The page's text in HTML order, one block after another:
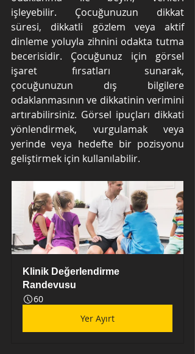
işleyebilir. Çocuğunuzun dikkat
süresi, dikkatli gözlem veya aktif
dinleme yoluyla zihnini odakta tutma
becerisidir. Çocuğunuz için görsel
işaret fırsatları sunarak,
çocuğunuzun dış bilgilere
odaklanmasının ve dikkatinin verimini
artırabilirsiniz. Görsel ipuçları dikkati
yönlendirmek, vurgulamak veya
yerinde veya hedefte bir pozisyonu
geliştirmek için kullanılabilir.
Klinik Değerlendirme
Randevusu
60
Yer Ayırt